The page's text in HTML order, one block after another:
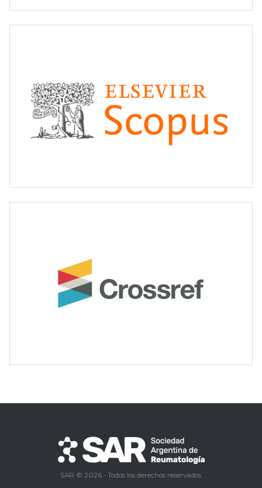
SAR © 2026 - Todos los derechos reservados.